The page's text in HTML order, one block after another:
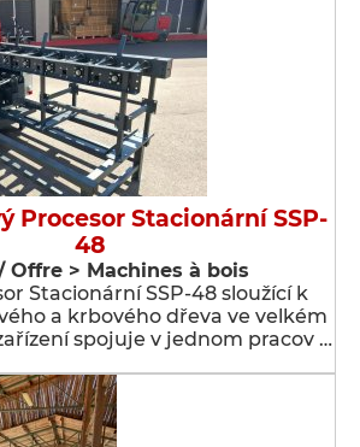
Procesor Stacionární SSP-
48
Offre > Machines à bois
Stacionární SSP-48 sloužící k
a krbového dřeva ve velkém
spojuje v jednom pracov …